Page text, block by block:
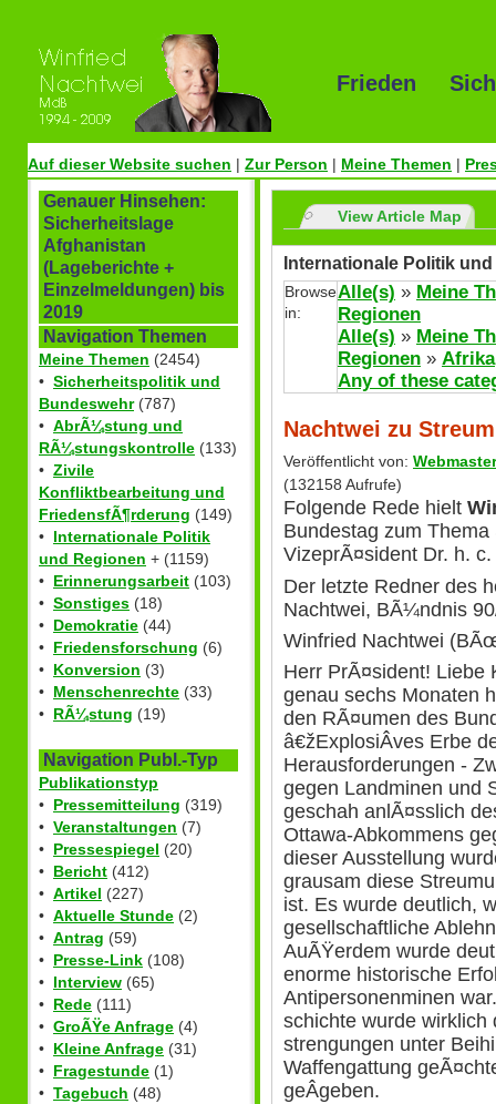
Frieden
Auf dieser Website suchen | Zur Person | Meine Themen |
Genauer Hinsehen:
Sicherheitslage
Afghanistan
(Lageberichte +
Einzelmeldungen) bis
2019
Navigation Themen
Meine Themen (2454)
• Sicherheitspolitik und
Bundeswehr(787)
• AbrÃ¼stung und
RÃ¼stungskontrolle (133)
• Zivile
Konfliktbearbeitung und
FriedensfÃ¶rderung (149)
• Internationale Politik
und Regionen + (1159)
• Erinnerungsarbeit (103)
• Sonstiges (18)
• Demokratie (44)
• Friedensforschung (6)
• Konversion (3)
• Menschenrechte (33)
• RÃ¼stung (19)
Navigation Publ.-Typ
Publikationstyp
• Pressemitteilung (319)
• Veranstaltungen (7)
• Pressespiegel (20)
• Bericht (412)
• Artikel (227)
• Aktuelle Stunde (2)
• Antrag (59)
• Presse-Link (108)
• Interview (65)
• Rede (111)
• GroÃŸe Anfrage (4)
• Kleine Anfrage (31)
• Fragestunde (1)
• Tagebuch (48)
View Article Map
Internationale Politik
Browse
in:
Alle(s) » Meine
Regionen
Alle(s) » Meine
Regionen » Afrika
Any of these
Nachtwei zu
Veröffentlicht von: Webmaster
(132158 Aufrufe)
Folgende Rede hielt
Bundestag zum
VizeprÃ¤sident Dr. h.
Der letzte Redner des
Nachtwei, BÃ¼ndnis
Winfried Nachtwei
Herr PrÃ¤sident! Liebe
genau sechs Monaten
den RÃ¤umen des
â€žExplosiÂ­ves Erbe
Herausforderungen -
gegen Landminen und
geschah anlÃ¤sslich
Ottawa-Abkommens
dieser Ausstellung
grausam diese
ist. Es wurde deutlich,
gesellschaftliche
AuÃŸerdem wurde
enorme historische
Antipersonenminen
schichte wurde
strengungen unter
Waffengattung
geÂ­geben.